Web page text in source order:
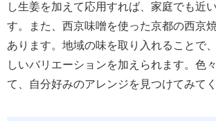
し生姜を加えて応用すれば、家庭でも近
す。また、西京味噌を使った京都の西京
あります。地域の味を取り入れることで
しいバリエーションを加えられます。色
て、自分好みのアレンジを見つけてみてく